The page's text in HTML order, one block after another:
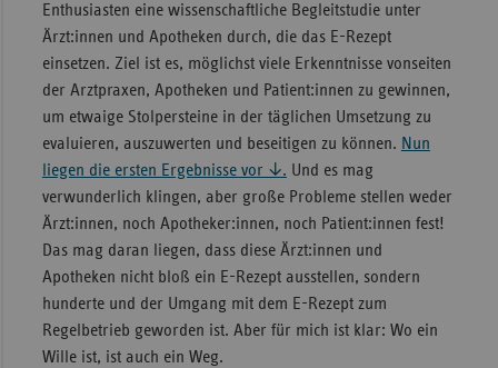
Enthusiasten eine wissenschaftliche Begleitstudie unter
Ärzt:innen und Apotheken durch, die das E-Rezept
einsetzen. Ziel ist es, möglichst viele Erkenntnisse vonseiten
der Arztpraxen, Apotheken und Patient:innen zu gewinnen,
um etwaige Stolpersteine in der täglichen Umsetzung zu
evaluieren, auszuwerten und beseitigen zu können. Nun
liegen die ersten Ergebnisse vor ↓. Und es mag
verwunderlich klingen, aber große Probleme stellen weder
Ärzt:innen, noch Apotheker:innen, noch Patient:innen fest!
Das mag daran liegen, dass diese Ärzt:innen und
Apotheken nicht bloß ein E-Rezept ausstellen, sondern
hunderte und der Umgang mit dem E-Rezept zum
Regelbetrieb geworden ist. Aber für mich ist klar: Wo ein
Wille ist, ist auch ein Weg.